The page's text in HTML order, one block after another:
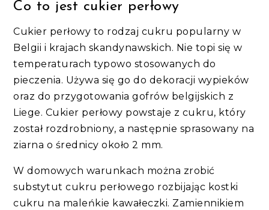
Co to jest cukier perłowy
Cukier perłowy to rodzaj cukru popularny w
Belgii i krajach skandynawskich. Nie topi się w
temperaturach typowo stosowanych do
pieczenia. Używa się go do dekoracji wypieków
oraz do przygotowania gofrów belgijskich z
Liege. Cukier perłowy powstaje z cukru, który
został rozdrobniony, a następnie sprasowany na
ziarna o średnicy około 2 mm.
W domowych warunkach można zrobić
substytut cukru perłowego rozbijając kostki
cukru na maleńkie kawałeczki. Zamiennikiem